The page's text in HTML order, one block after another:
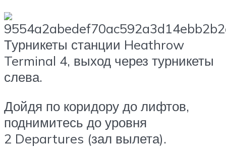
Турникеты станции Heathrow
Terminal 4, выход через турникеты
слева.
Дойдя по коридору до лифтов,
поднимитесь до уровня
2 Departures (зал вылета).